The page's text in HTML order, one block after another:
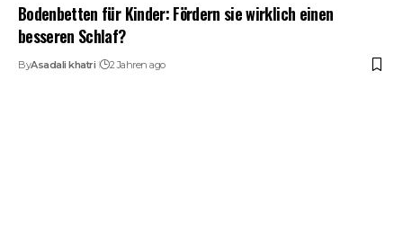
Bodenbetten für Kinder: Fördern sie wirklich einen
besseren Schlaf?
ByAsadali khatri 2 Jahren ago